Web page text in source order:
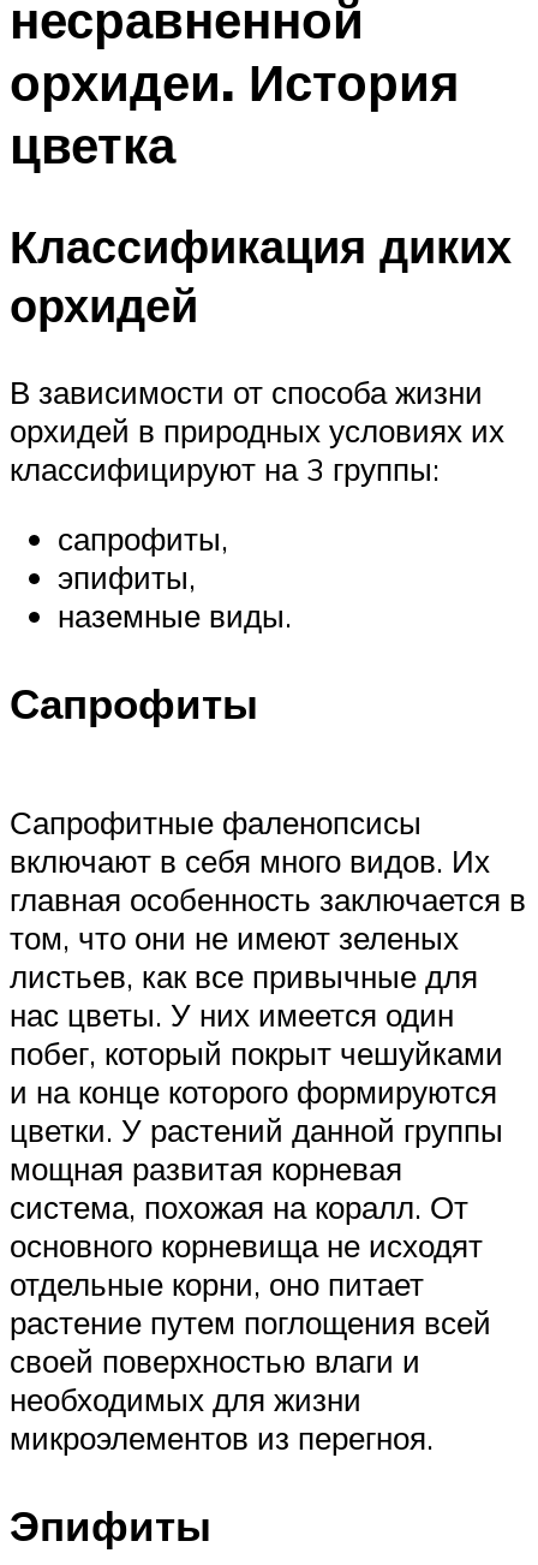
несравненной
орхидеи. История
цветка
Классификация диких
орхидей
В зависимости от способа жизни
орхидей в природных условиях их
классифицируют на 3 группы:
сапрофиты,
эпифиты,
наземные виды.
Сапрофиты
Сапрофитные фаленопсисы
включают в себя много видов. Их
главная особенность заключается в
том, что они не имеют зеленых
листьев, как все привычные для
нас цветы. У них имеется один
побег, который покрыт чешуйками
и на конце которого формируются
цветки. У растений данной группы
мощная развитая корневая
система, похожая на коралл. От
основного корневища не исходят
отдельные корни, оно питает
растение путем поглощения всей
своей поверхностью влаги и
необходимых для жизни
микроэлементов из перегноя.
Эпифиты